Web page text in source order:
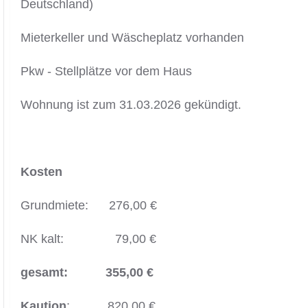
Deutschland)
Mieterkeller und Wäscheplatz vorhanden
Pkw - Stellplätze vor dem Haus
Wohnung ist zum 31.03.2026 gekündigt.
Kosten
Grundmiete: 276,00 €
NK kalt: 79,00 €
gesamt: 355,00 €